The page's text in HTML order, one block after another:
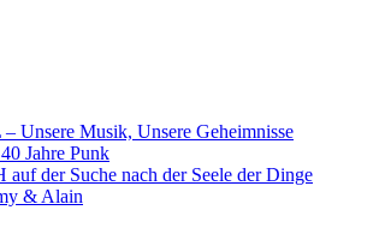
Musik, Unsere Geheimnisse
Jahre Punk
der Suche nach der Seele der Dinge
& Alain